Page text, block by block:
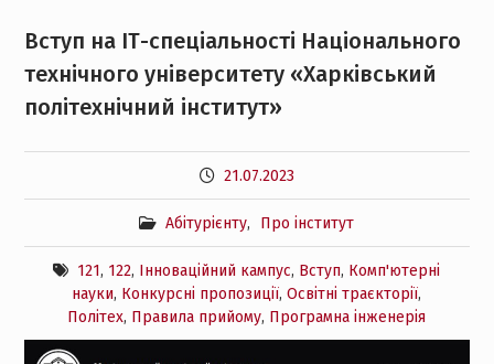
Вступ на ІТ-спеціальності Національного
технічного університету «Харківський
політехнічний інститут»
21.07.2023
Абітурієнту, Про інститут
121, 122, Інноваційний кампус, Вступ, Комп'ютерні
науки, Конкурсні пропозиції,Освітні траєкторії,
Політех, Правила прийому, Програмна інженерія